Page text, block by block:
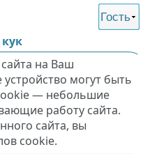
Гость
на Ваш
могут быть
— небольшие
работу сайта.
сайта, вы
cookie.